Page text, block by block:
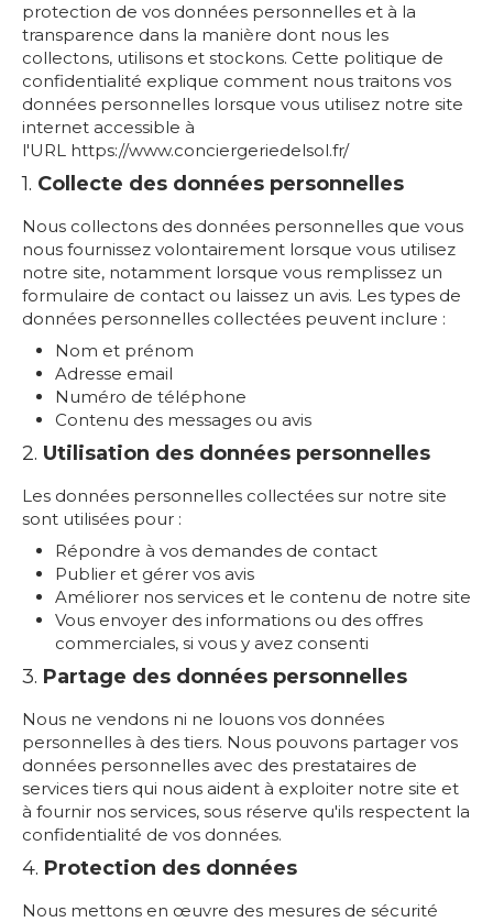
protection de vos données personnelles et à la
transparence dans la manière dont nous les
collectons, utilisons et stockons. Cette politique de
confidentialité explique comment nous traitons vos
données personnelles lorsque vous utilisez notre site
internet accessible à
l'URL https://www.conciergeriedelsol.fr/
1. Collecte des données personnelles
Nous collectons des données personnelles que vous
nous fournissez volontairement lorsque vous utilisez
notre site, notamment lorsque vous remplissez un
formulaire de contact ou laissez un avis. Les types de
données personnelles collectées peuvent inclure :
Nom et prénom
Adresse email
Numéro de téléphone
Contenu des messages ou avis
2. Utilisation des données personnelles
Les données personnelles collectées sur notre site
sont utilisées pour :
Répondre à vos demandes de contact
Publier et gérer vos avis
Améliorer nos services et le contenu de notre site
Vous envoyer des informations ou des offres
commerciales, si vous y avez consenti
3. Partage des données personnelles
Nous ne vendons ni ne louons vos données
personnelles à des tiers. Nous pouvons partager vos
données personnelles avec des prestataires de
services tiers qui nous aident à exploiter notre site et
à fournir nos services, sous réserve qu'ils respectent la
confidentialité de vos données.
4. Protection des données
Nous mettons en œuvre des mesures de sécurité